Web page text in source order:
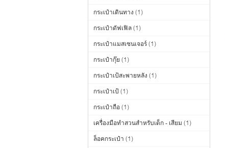
กระเป๋าเดินทาง (1)
กระเป๋าดัฟเฟิล (1)
กระเป๋าแมสเซนเจอร์ (1)
กระเป๋ากุ๊ย (1)
กระเป๋าเป้สะพายหลัง (1)
กระเป๋าเป้ (1)
กระเป๋าถือ (1)
เครื่องมือทำสวนสำหรับเด็ก - เสียม (1)
ล็อคกระเป๋า (1)